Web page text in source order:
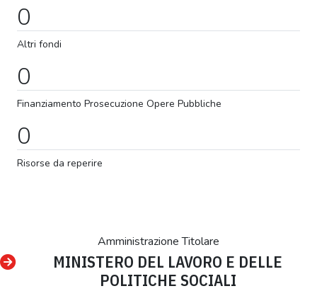
0
Altri fondi
0
Finanziamento Prosecuzione Opere Pubbliche
0
Risorse da reperire
Amministrazione Titolare
MINISTERO DEL LAVORO E DELLE
POLITICHE SOCIALI